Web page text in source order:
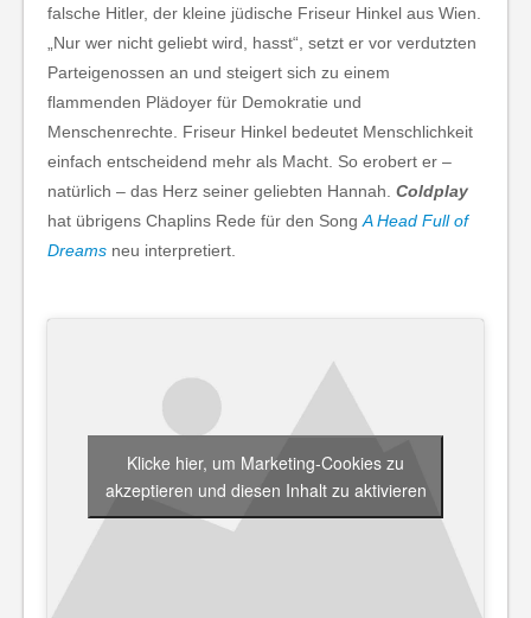
falsche Hitler, der kleine jüdische Friseur Hinkel aus Wien.
„Nur wer nicht geliebt wird, hasst“, setzt er vor verdutzten
Parteigenossen an und steigert sich zu einem
flammenden Plädoyer für Demokratie und
Menschenrechte. Friseur Hinkel bedeutet Menschlichkeit
einfach entscheidend mehr als Macht. So erobert er –
natürlich – das Herz seiner geliebten Hannah. Coldplay
hat übrigens Chaplins Rede für den SongA Head Full of
Dreams neu interpretiert.
Klicke hier, um Marketing-Cookies zu
akzeptieren und diesen Inhalt zu aktivieren